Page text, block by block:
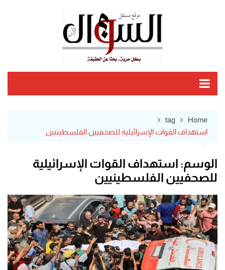
Home
tag
استهداف القوات الإسرائيلية للصحفيين الفلسطينيين
الوسم: استهداف القوات الإسرائيلية
للصحفيين الفلسطينيين